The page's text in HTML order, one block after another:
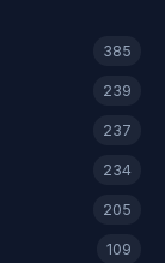
385
239
237
234
205
109